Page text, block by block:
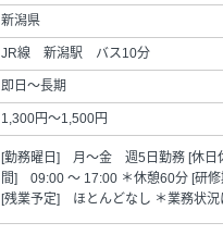
新潟県
JR線 新潟駅 バス10分
即日～長期
1,300円～1,500円
[勤務曜日] 月～金 週5日勤務 [休日
間] 09:00 ～ 17:00 ＊休憩60分 [研
[残業予定] ほとんどなし ＊業務状況